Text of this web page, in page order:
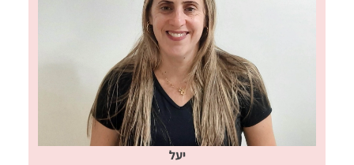
יעל